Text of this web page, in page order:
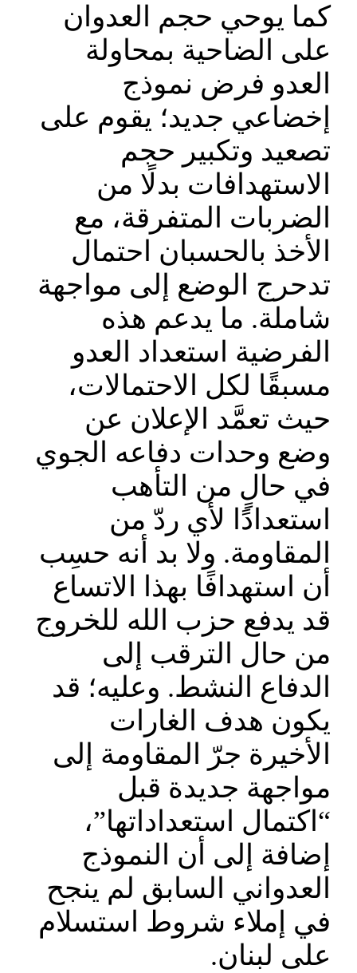
كما يوحي حجم العدوان
على الضاحية بمحاولة
العدو فرض نموذج
إخضاعي جديد؛ يقوم على
تصعيد وتكبير حجم
الاستهدافات بدلًا من
الضربات المتفرقة، مع
الأخذ بالحسبان احتمال
تدحرج الوضع إلى مواجهة
شاملة. ما يدعم هذه
الفرضية استعداد العدو
مسبقًا لكل الاحتمالات،
حيث تعمَّد الإعلان عن
وضع وحدات دفاعه الجوي
في حالٍ من التأهب
استعدادًا لأي ردّ من
المقاومة. ولا بد أنه حسِب
أن استهدافًا بهذا الاتساع
قد يدفع حزب الله للخروج
من حال الترقب إلى
الدفاع النشط. وعليه؛ قد
يكون هدف الغارات
الأخيرة جرّ المقاومة إلى
مواجهة جديدة قبل
“اكتمال استعداداتها”،
إضافة إلى أن النموذج
العدواني السابق لم ينجح
في إملاء شروط استسلام
على لبنان.